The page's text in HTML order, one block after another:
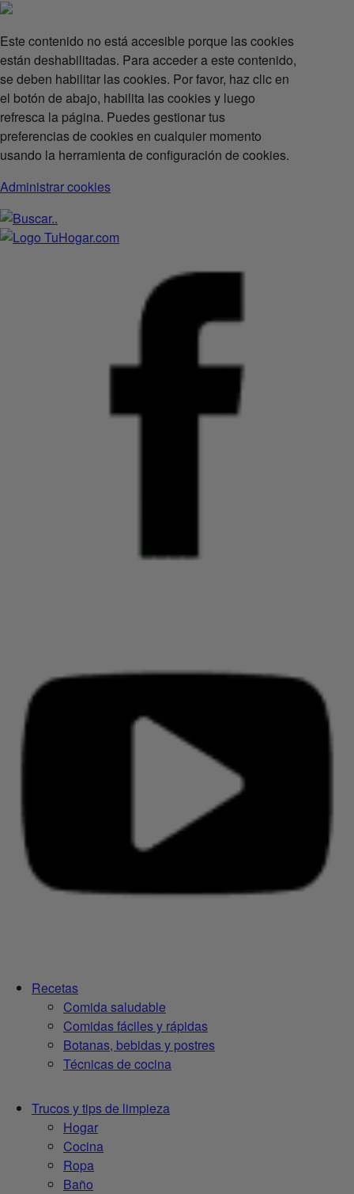
Este contenido no está accesible porque las cookies
están deshabilitadas. Para acceder a este contenido,
se deben habilitar las cookies. Por favor, haz clic en
el botón de abajo, habilita las cookies y luego
refresca la página. Puedes gestionar tus
preferencias de cookies en cualquier momento
usando la herramienta de configuración de cookies.
Administrar cookies
Recetas
Comida saludable
Comidas fáciles y rápidas
Botanas, bebidas y postres
Técnicas de cocina
Trucos y tips de limpieza
Hogar
Cocina
Ropa
Baño